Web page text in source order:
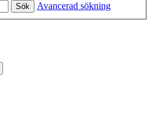
Sök
Avancerad sökning